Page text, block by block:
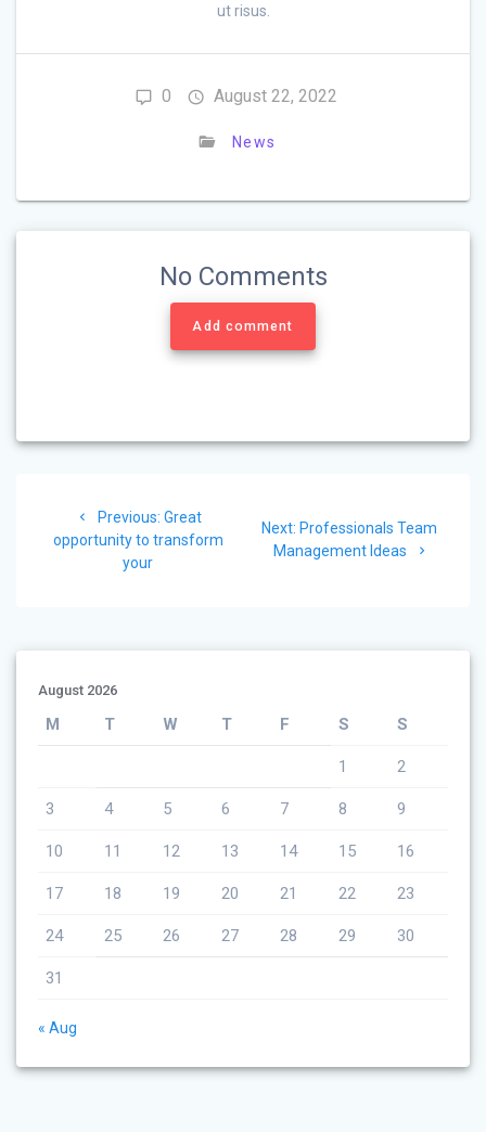
ut risus.
0 August 22, 2022
News
No Comments
Add comment
navigation
Previous: Previous
post:
Great
opportunity to transform
your
Next: Next
post:
Professionals Team
Management Ideas
August 2026
M T W T F S S
1 2
3 4 5 6 7 8 9
10 11 12 13 14 15 16
17 18 19 20 21 22 23
24 25 26 27 28 29 30
31
« Aug